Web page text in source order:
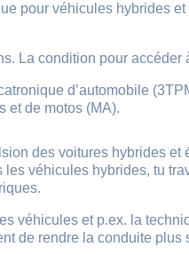
pour véhicules hybrides
La condition pour accéder
d’automobile
et de motos (MA).
des voitures hybrides et
véhicules hybrides, tu
véhicules et p.ex. la
de rendre la conduite plus